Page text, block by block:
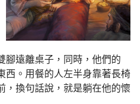
腳遠離桌子 ， 同時 ， 他們的
西 。 用餐的人左半身靠著長椅
， 換句話說 ， 就是躺在他的懷